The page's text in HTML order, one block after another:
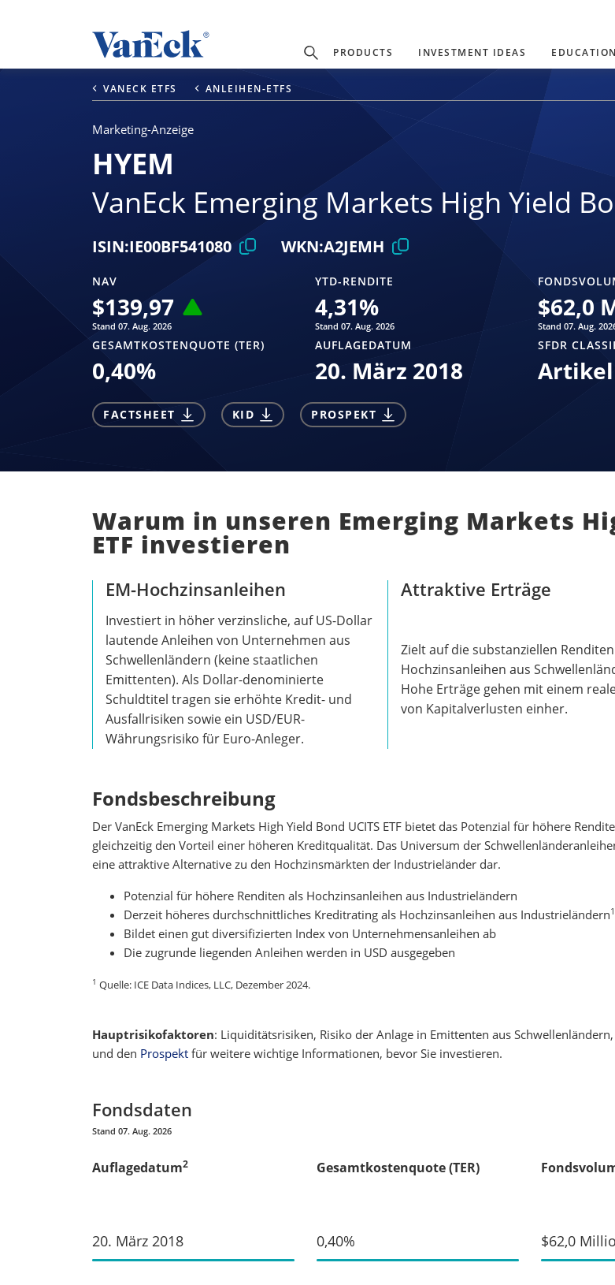
PRODUCTS INVESTMENT IDEAS EDUCATION
VANECK ETFS ANLEIHEN-ETFS
Marketing-Anzeige
HYEM
VanEck Emerging Markets High Yield
ISIN:IE00BF541080 WKN:A2JEMH
NAV
$139,97
Stand 07. Aug. 2026
YTD-RENDITE
4,31%
Stand 07. Aug. 2026
$62,0
Stand 07. Aug.
GESAMTKOSTENQUOTE (TER)
0,40%
AUFLAGEDATUM
20. März 2018
SFDR
FACTSHEET KID PROSPEKT
Warum in unseren Emerging Markets
ETF investieren
EM-Hochzinsanleihen
Investiert in höher verzinsliche, auf US-Dollar
lautende Anleihen von Unternehmen aus
Schwellenländern (keine staatlichen
Emittenten). Als Dollar-denominierte
Schuldtitel tragen sie erhöhte Kredit- und
Ausfallrisiken sowie ein USD/EUR-
Währungsrisiko für Euro-Anleger.
Attraktive Erträge
Zielt auf die substanziellen
Hochzinsanleihen aus
Hohe Erträge gehen mit einem
von Kapitalverlusten einher.
Fondsbeschreibung
Der VanEck Emerging Markets High Yield Bond UCITS ETF bietet das Potenzial für höhere
gleichzeitig den Vorteil einer höheren Kreditqualität. Das Universum der
eine attraktive Alternative zu den Hochzinsmärkten der Industrieländer dar.
Potenzial für höhere Renditen als Hochzinsanleihen aus Industrieländern
Derzeit höheres durchschnittliches Kreditrating als Hochzinsanleihen aus Industrieländern1
Bildet einen gut diversifizierten Index von Unternehmensanleihen ab
Die zugrunde liegenden Anleihen werden in USD ausgegeben
1 Quelle: ICE Data Indices, LLC, Dezember 2024.
Hauptrisikofaktoren: Liquiditätsrisiken, Risiko der Anlage in Emittenten aus
und den Prospekt für weitere wichtige Informationen, bevor Sie investieren.
Fondsdaten
Stand 07. Aug. 2026
Auflagedatum2
20. März 2018
Gesamtkostenquote (TER)
0,40% $62,0